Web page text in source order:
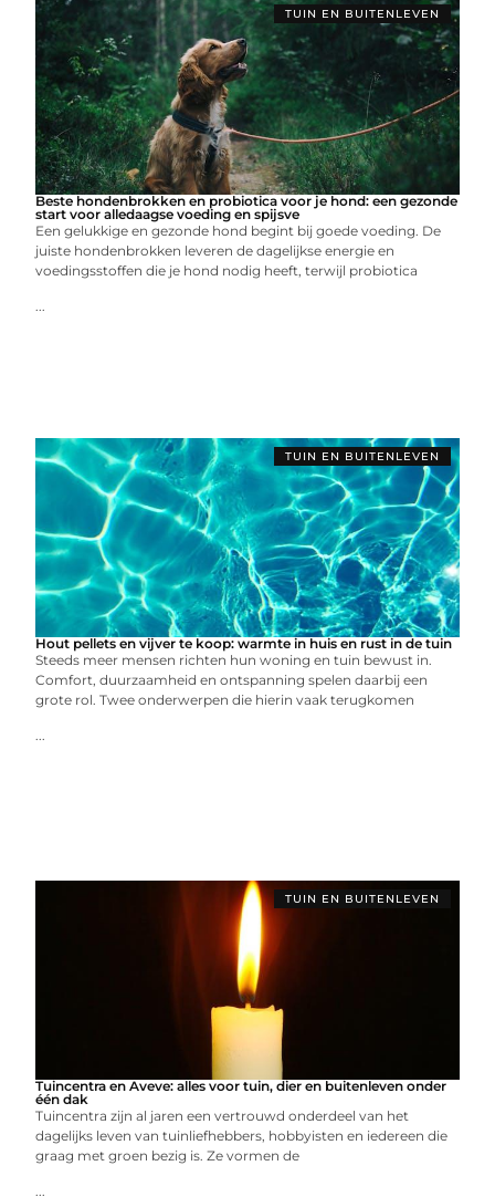
TUIN EN BUITENLEVEN
Beste hondenbrokken en probiotica voor je hond: een gezonde
start voor alledaagse voeding en spijsve
Een gelukkige en gezonde hond begint bij goede voeding. De
juiste hondenbrokken leveren de dagelijkse energie en
voedingsstoffen die je hond nodig heeft, terwijl probiotica
...
TUIN EN BUITENLEVEN
Hout pellets en vijver te koop: warmte in huis en rust in de tuin
Steeds meer mensen richten hun woning en tuin bewust in.
Comfort, duurzaamheid en ontspanning spelen daarbij een
grote rol. Twee onderwerpen die hierin vaak terugkomen
...
TUIN EN BUITENLEVEN
Tuincentra en Aveve: alles voor tuin, dier en buitenleven onder
één dak
Tuincentra zijn al jaren een vertrouwd onderdeel van het
dagelijks leven van tuinliefhebbers, hobbyisten en iedereen die
graag met groen bezig is. Ze vormen de
...